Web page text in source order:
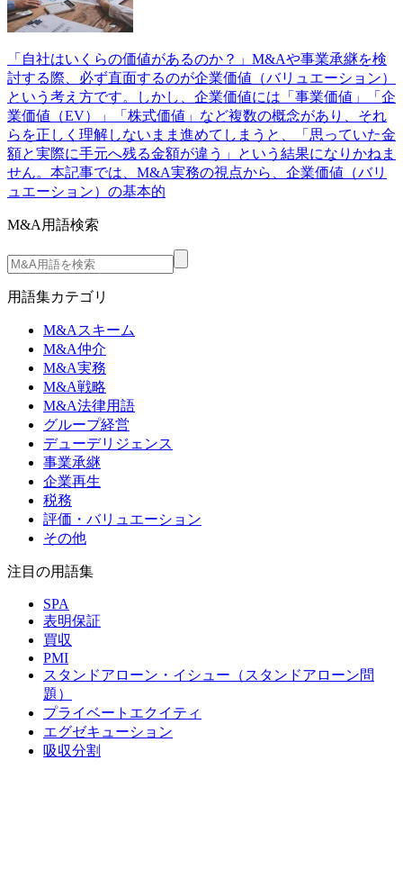
「自社はいくらの価値があるのか？」M&Aや事業承継を検
討する際、必ず直面するのが企業価値（バリュエーション）
という考え方です。しかし、企業価値には「事業価値」「企
業価値（EV）」「株式価値」など複数の概念があり、それ
らを正しく理解しないまま進めてしまうと、「思っていた金
額と実際に手元へ残る金額が違う」という結果になりかねま
せん。本記事では、M&A実務の視点から、企業価値（バリ
ュエーション）の基本的
M&A用語検索
用語集カテゴリ
M&Aスキーム
M&A仲介
M&A実務
M&A戦略
M&A法律用語
グループ経営
デューデリジェンス
事業承継
企業再生
税務
評価・バリュエーション
その他
注目の用語集
SPA
表明保証
買収
PMI
スタンドアローン・イシュー（スタンドアローン問
題）
プライベートエクイティ
エグゼキューション
吸収分割